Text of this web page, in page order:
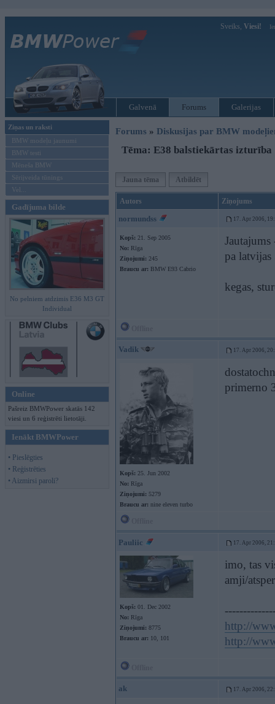
Sveiks, Viesi!
Galvenā Forums Galerijas
Ziņas un raksti
BMW modeļu jaunumi
BMW testi
Mēneša BMW
Sērijveida tūnings
Vel...
Gadījuma bilde
No pelniem atdzimis E36 M3 GT
Individual
Online
Pašreiz BMWPower skatās 142
viesi un 6 reģistrēti lietotāji.
Ienākt BMWPower
• Pieslēgties
• Reģistrēties
• Aizmirsi paroli?
Forums » Diskusijas par BMW
Tēma: E38 balstiekārtas izturība
Jauna tēma Atbildēt
Autors Ziņojums
normundss 17. Apr 2006,
Kopš: 21. Sep 2005
No: Rīga
Ziņojumi: 245
Braucu ar: BMW E93 Cabrio
pa latvijas
kegas,
Vadik 17. Apr 2006,
Kopš: 25. Jun 2002
No: Rīga
Ziņojumi: 5279
Braucu ar: nine eleven turbo
primerno
Pauliic 17. Apr 2006,
Kopš: 01. Dec 2002
No: Rīga
Ziņojumi: 8775
Braucu ar: 10, 101
imo, tas
amji/
http://
http://
ak 17. Apr 2006,